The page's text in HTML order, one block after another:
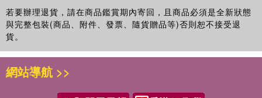
若要辦理退貨，請在商品鑑賞期內寄回，且商品必須是全新狀態
與完整包裝(商品、附件、發票、隨貨贈品等)否則恕不接受退
貨。
網站導航 >>